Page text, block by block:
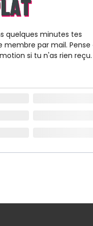
quelques minutes tes
par mail. Pense
si tu n'as rien reçu.